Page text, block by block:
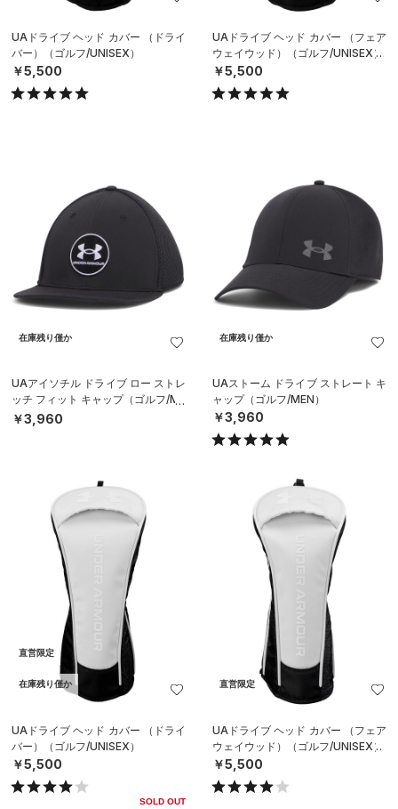
UAドライブ ヘッド カバー （ドライ
バー）（ゴルフ/UNISEX）
￥5,500
UAドライブ ヘッド カバー （フェア
ウェイウッド）（ゴルフ/UNISEX）
￥5,500
在庫残り僅か
UAアイソチル ドライブ ロー ストレ
ッチ フィット キャップ（ゴルフ/ME
N）
￥3,960
在庫残り僅か
UAストーム ドライブ ストレート キ
ャップ（ゴルフ/MEN）
￥3,960
直営限定
在庫残り僅か
UAドライブ ヘッド カバー （ドライ
バー）（ゴルフ/UNISEX）
￥5,500
SOLD OUT
直営限定
UAドライブ ヘッド カバー （フェア
ウェイウッド）（ゴルフ/UNISEX）
￥5,500